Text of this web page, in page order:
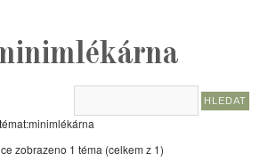
zobrazeno 1 téma (celkem z 1)